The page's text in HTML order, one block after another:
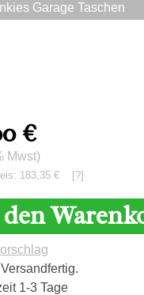
Garage Taschen
€
Mwst)
183,35 € [?]
1-3 Tage